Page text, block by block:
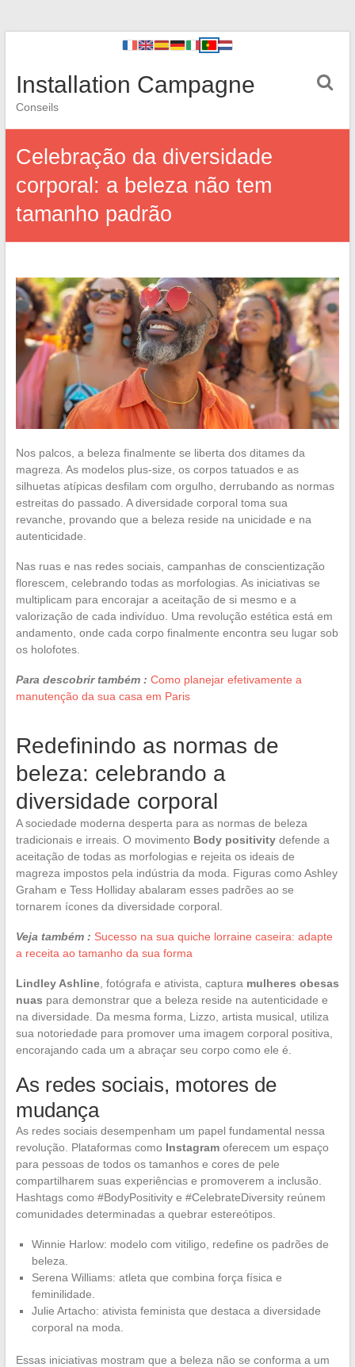
Installation Campagne
Conseils
Celebração da diversidade
corporal: a beleza não tem
tamanho padrão
Nos palcos, a beleza finalmente se liberta dos ditames da
magreza. As modelos plus-size, os corpos tatuados e as
silhuetas atípicas desfilam com orgulho, derrubando as normas
estreitas do passado. A diversidade corporal toma sua
revanche, provando que a beleza reside na unicidade e na
autenticidade.
Nas ruas e nas redes sociais, campanhas de conscientização
florescem, celebrando todas as morfologias. As iniciativas se
multiplicam para encorajar a aceitação de si mesmo e a
valorização de cada indivíduo. Uma revolução estética está em
andamento, onde cada corpo finalmente encontra seu lugar sob
os holofotes.
Para descobrir também : Como planejar efetivamente a
manutenção da sua casa em Paris
Redefinindo as normas de
beleza: celebrando a
diversidade corporal
A sociedade moderna desperta para as normas de beleza
tradicionais e irreais. O movimento Body positivitydefende a
aceitação de todas as morfologias e rejeita os ideais de
magreza impostos pela indústria da moda. Figuras como Ashley
Graham e Tess Holliday abalaram esses padrões ao se
tornarem ícones da diversidade corporal.
Veja também : Sucesso na sua quiche lorraine caseira: adapte
a receita ao tamanho da sua forma
Lindley Ashline, fotógrafa e ativista, captura mulheres obesas
nuas para demonstrar que a beleza reside na autenticidade e
na diversidade. Da mesma forma, Lizzo, artista musical, utiliza
sua notoriedade para promover uma imagem corporal positiva,
encorajando cada um a abraçar seu corpo como ele é.
As redes sociais, motores de
mudança
As redes sociais desempenham um papel fundamental nessa
revolução. Plataformas como Instagramoferecem um espaço
para pessoas de todos os tamanhos e cores de pele
compartilharem suas experiências e promoverem a inclusão.
Hashtags como #BodyPositivity e #CelebrateDiversity reúnem
comunidades determinadas a quebrar estereótipos.
Winnie Harlow: modelo com vitiligo, redefine os padrões de
beleza.
Serena Williams: atleta que combina força física e
feminilidade.
Julie Artacho: ativista feminista que destaca a diversidade
corporal na moda.
Essas iniciativas mostram que a beleza não se conforma a um